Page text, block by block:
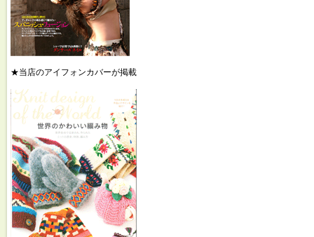
★当店のアイフォンカバーが掲載